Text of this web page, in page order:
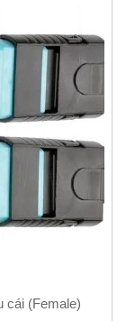
cái (Female)